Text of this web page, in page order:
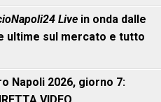
Live in onda dalle
ultime sul mercato e tutto
Napoli 2026, giorno 7: